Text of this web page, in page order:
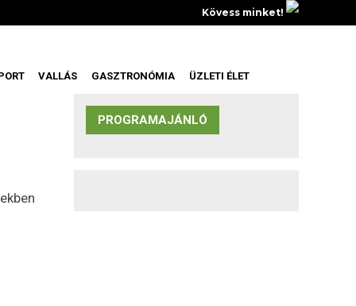
Kövess minket!
VALLÁS GASZTRONÓMIA ÜZLETI ÉLET
PROGRAMAJÁNLÓ